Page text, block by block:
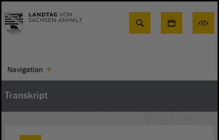
Suche
Navigation
Transkript